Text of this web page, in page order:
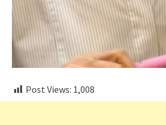
Post Views: 1,008